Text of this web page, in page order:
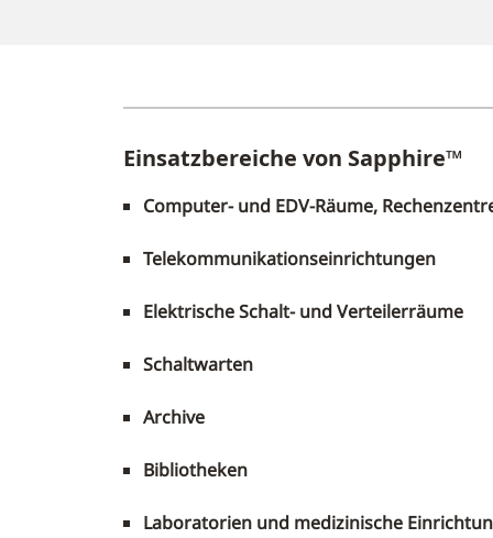
Einsatzbereiche von Sapphire™
Computer- und EDV-Räume,
Telekommunikationseinrichtungen
Elektrische Schalt- und Verteilerräume
Schaltwarten
Archive
Bibliotheken
Laboratorien und medizinische